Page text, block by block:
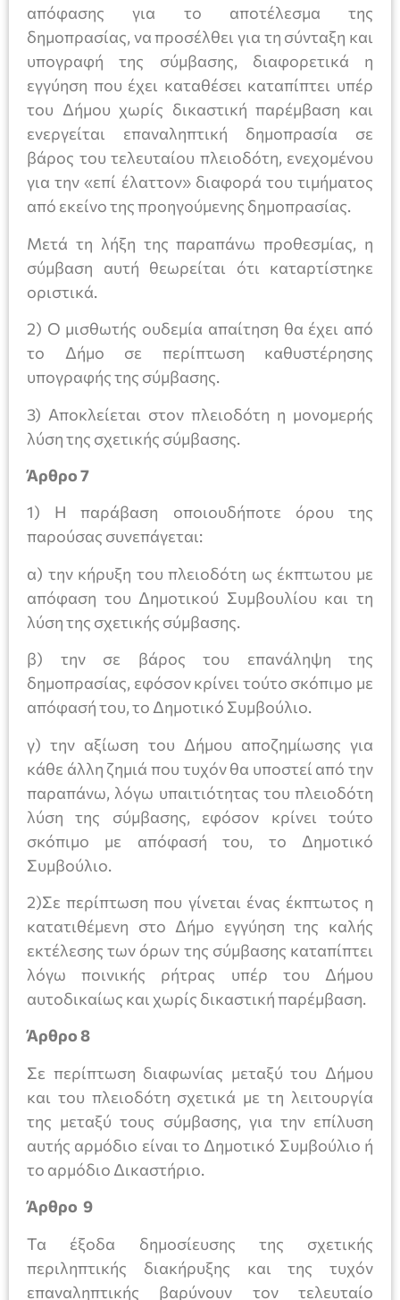
απόφασης για το αποτέλεσμα της
δημοπρασίας, να προσέλθει για τη σύνταξη και
υπογραφή της σύμβασης, διαφορετικά η
εγγύηση που έχει καταθέσει καταπίπτει υπέρ
του Δήμου χωρίς δικαστική παρέμβαση και
ενεργείται επαναληπτική δημοπρασία σε
βάρος του τελευταίου πλειοδότη, ενεχομένου
για την «επί έλαττον» διαφορά του τιμήματος
από εκείνο της προηγούμενης δημοπρασίας.
Μετά τη λήξη της παραπάνω προθεσμίας, η
σύμβαση αυτή θεωρείται ότι καταρτίστηκε
οριστικά.
2) Ο μισθωτής ουδεμία απαίτηση θα έχει από
το Δήμο σε περίπτωση καθυστέρησης
υπογραφής της σύμβασης.
3) Αποκλείεται στον πλειοδότη η μονομερής
λύση της σχετικής σύμβασης.
Άρθρο 7
1) Η παράβαση οποιουδήποτε όρου της
παρούσας συνεπάγεται:
α) την κήρυξη του πλειοδότη ως έκπτωτου με
απόφαση του Δημοτικού Συμβουλίου και τη
λύση της σχετικής σύμβασης.
β) την σε βάρος του επανάληψη της
δημοπρασίας, εφόσον κρίνει τούτο σκόπιμο με
απόφασή του, το Δημοτικό Συμβούλιο.
γ) την αξίωση του Δήμου αποζημίωσης για
κάθε άλλη ζημιά που τυχόν θα υποστεί από την
παραπάνω, λόγω υπαιτιότητας του πλειοδότη
λύση της σύμβασης, εφόσον κρίνει τούτο
σκόπιμο με απόφασή του, το Δημοτικό
Συμβούλιο.
2)Σε περίπτωση που γίνεται ένας έκπτωτος η
κατατιθέμενη στο Δήμο εγγύηση της καλής
εκτέλεσης των όρων της σύμβασης καταπίπτει
λόγω ποινικής ρήτρας υπέρ του Δήμου
αυτοδικαίως και χωρίς δικαστική παρέμβαση.
Άρθρο 8
Σε περίπτωση διαφωνίας μεταξύ του Δήμου
και του πλειοδότη σχετικά με τη λειτουργία
της μεταξύ τους σύμβασης, για την επίλυση
αυτής αρμόδιο είναι το Δημοτικό Συμβούλιο ή
το αρμόδιο Δικαστήριο.
Άρθρο 9
Τα έξοδα δημοσίευσης της σχετικής
περιληπτικής διακήρυξης και της τυχόν
επαναληπτικής βαρύνουν τον τελευταίο